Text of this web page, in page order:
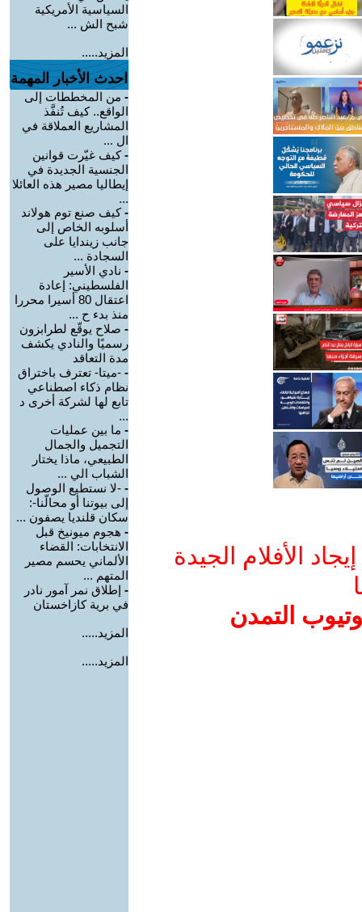
الأفلام الجيدة
التمدن
السياسية الأمريكية
شبح الش ...
المزيد.....
احدث الأخبار المهمة
- من المخططات إلى
الواقع.. كيف تُنفَّذ
المشاريع العملاقة في
ال ...
-كيف غيّرت قوانين
الجنسية الجديدة في
إيطاليا مصير هذه العائلا
...
-كيف صنع توم هولاند
أسلوبه الخاص إلى
جانب زيندايا على
السجادة ...
- نادي الأسير
الفلسطيني: إعادة
اعتقال 80 أسيرا محررا
منذ بدء ح ...
- صلاح يوقّع لطرابزون
رسميًا والنادي يكشف
مدة التعاقد
- -ميتا- تعترف باختراق
نظام ذكاء اصطناعي
تابع لها لشركة أخرى د
...
- ما بين عمليات
التجميل والجمال
الطبيعي، ماذا يختار
الشباب الي ...
- -لا نستطيع الوصول
إلى بيوتنا أو محالّنا-:
سكان قلنديا يصفون ...
- هجوم ميونيخ قبل
الانتخابات: القضاء
الألماني يحسم مصير
المتهم ...
- إطلاق نمر آمور نادر
في برية كازاخستان
المزيد.....
المزيد.....